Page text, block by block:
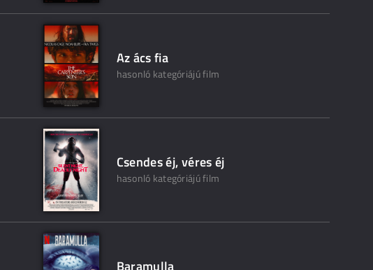
Az ács fia
hasonló kategóriájú film
Csendes éj, véres éj
hasonló kategóriájú film